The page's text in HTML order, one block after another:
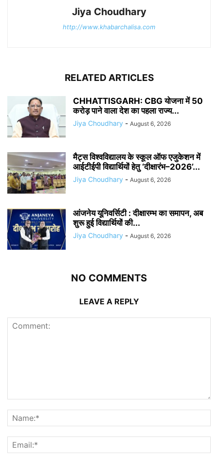
Jiya Choudhary
http://www.khabarchalisa.com
RELATED ARTICLES
CHHATTISGARH: CBG योजना में 50
करोड़ पाने वाला देश का पहला राज्य...
Jiya Choudhary - August 6, 2026
मैट्स विश्वविद्यालय के स्कूल ऑफ एजुकेशन में
आईटीईपी विद्यार्थियों हेतु ‘दीक्षारंभ–2026’...
Jiya Choudhary - August 6, 2026
आंजनेय यूनिवर्सिटी : दीक्षारम्भ का समापन, अब
शुरू हुई विद्यार्थियों की...
Jiya Choudhary - August 6, 2026
NO COMMENTS
LEAVE A REPLY